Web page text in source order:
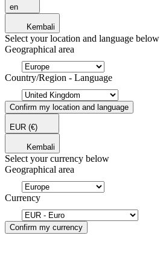
en
Kembali
Select your location and language below
Geographical area
Country/Region - Language
Confirm my location and language
EUR (€)
Kembali
Select your currency below
Geographical area
Currency
Confirm my currency